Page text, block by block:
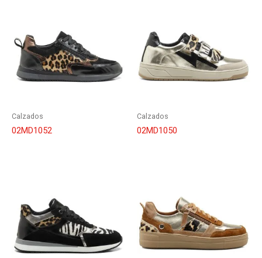
Calzados
02MD1052
Calzados
02MD1050